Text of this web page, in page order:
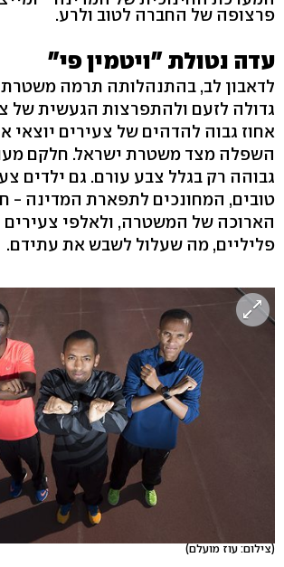
פרצופה של החברה לטוב ולרע.
עדה נטולת "ויטמין פי"
לדאבון לב, בהתנהלותה תרמה
גדולה לזעם ולהתפרצות הגעשית של
אחוז גבוה להדהים של צעירים יוצאי
השפלה מצד משטרת ישראל. חלקם
גבוהה רק בגלל צבע עורם. גם ילדים
טובים, המחונכים לתפארת המדינה -
הארוכה של המשטרה, ולאלפי צעירים
פליליים, מה שעלול לשבש את עתידם.
(צילום: עוז מועלם)